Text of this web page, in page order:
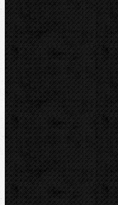
Řezáky a kolečka
Odhrotovače, kalibry
Úkosovače
Hasáky, kleště, klíče
Ohýbačky
Mechanické